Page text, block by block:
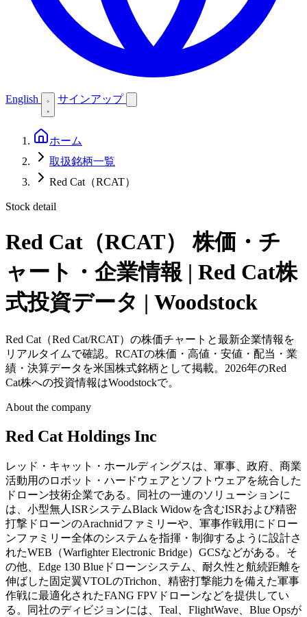
English サインアップ
ホーム
取扱銘柄一覧
Red Cat（RCAT）
Stock detail
Red Cat（RCAT）
株価・チ
ャート・企業情報 | Red Cat株
式投資データ | Woodstock
Red Cat（Red Cat/RCAT）の株価チャートと最新企業情報を
リアルタイムで確認。RCATの株価・高値・安値・配当・業
績・決算データを米国株式銘柄として掲載。2026年のRed
Cat株への投資情報はWoodstockで。
About the company
Red Cat Holdings Inc
レッド・キャット・ホールディングスは、軍事、政府、商業
活動用のロボット・ハードウェアとソフトウェアを統合した
ドローン技術企業である。同社の一連のソリューションに
は、小型無人ISRシステムBlack Widowを含むISRおよび精密
打撃ドローンのArachnidファミリーや、軍事作戦用にドロー
ンファミリー全体のシステムを指揮・制御するように設計さ
れたWEB（Warfighter Electronic Bridge）GCSなどがある。そ
の他、Edge 130 Blueドローンシステム、耐久性と航続距離を
伸ばした固定翼VTOLのTrichon、精密打撃能力を備えた軍事
作戦に最適化されたFANG FPVドローンなどを提供してい
る。同社のディビジョンには、Teal、FlightWave、Blue Opsが